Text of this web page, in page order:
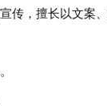
，擅长以文案、